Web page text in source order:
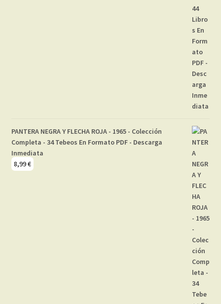
PANTERA NEGRA Y FLECHA ROJA - 1965 - Colección
Completa - 34 Tebeos En Formato PDF - Descarga
Inmediata
8,99€